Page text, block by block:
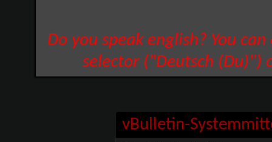
Do you speak english? You
selector ("Deutsch (Du)")
vBulletin-